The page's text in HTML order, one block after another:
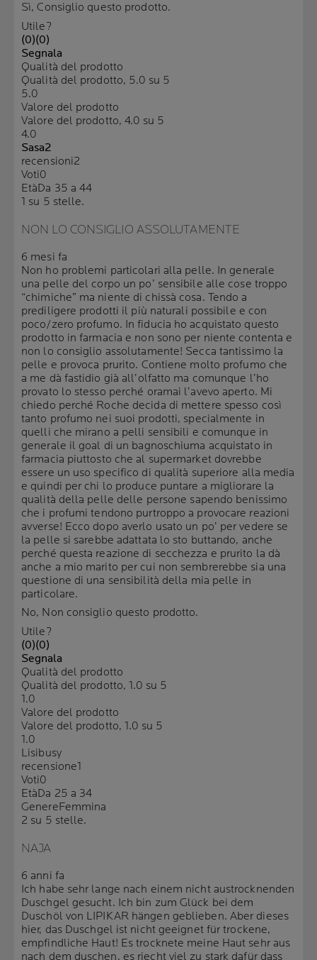
Sì, Consiglio questo prodotto.
Utile?
(0)(0)
Segnala
Qualità del prodotto
Qualità del prodotto, 5.0 su 5
5.0
Valore del prodotto
Valore del prodotto, 4.0 su 5
4.0
Sasa2
recensioni2
Voti0
EtàDa 35 a 44
1 su 5 stelle.
NON LO CONSIGLIO ASSOLUTAMENTE
6 mesi fa
Non ho problemi particolari alla pelle. In generale
una pelle del corpo un po’ sensibile alle cose troppo
“chimiche” ma niente di chissà cosa. Tendo a
prediligere prodotti il più naturali possibile e con
poco/zero profumo. In fiducia ho acquistato questo
prodotto in farmacia e non sono per niente contenta e
non lo consiglio assolutamente! Secca tantissimo la
pelle e provoca prurito. Contiene molto profumo che
a me dà fastidio già all’olfatto ma comunque l’ho
provato lo stesso perché oramai l’avevo aperto. Mi
chiedo perché Roche decida di mettere spesso così
tanto profumo nei suoi prodotti, specialmente in
quelli che mirano a pelli sensibili e comunque in
generale il goal di un bagnoschiuma acquistato in
farmacia piuttosto che al supermarket dovrebbe
essere un uso specifico di qualità superiore alla media
e quindi per chi lo produce puntare a migliorare la
qualità della pelle delle persone sapendo benissimo
che i profumi tendono purtroppo a provocare reazioni
avverse! Ecco dopo averlo usato un po’ per vedere se
la pelle si sarebbe adattata lo sto buttando, anche
perché questa reazione di secchezza e prurito la dà
anche a mio marito per cui non sembrerebbe sia una
questione di una sensibilità della mia pelle in
particolare.
No, Non consiglio questo prodotto.
Utile?
(0)(0)
Segnala
Qualità del prodotto
Qualità del prodotto, 1.0 su 5
1.0
Valore del prodotto
Valore del prodotto, 1.0 su 5
1.0
Lisibusy
recensione1
Voti0
EtàDa 25 a 34
GenereFemmina
2 su 5 stelle.
NAJA
6 anni fa
Ich habe sehr lange nach einem nicht austrocknenden
Duschgel gesucht. Ich bin zum Glück bei dem
Duschöl von LIPIKAR hängen geblieben. Aber dieses
hier, das Duschgel ist nicht geeignet für trockene,
empfindliche Haut! Es trocknete meine Haut sehr aus
nach dem duschen, es riecht viel zu stark dafür dass